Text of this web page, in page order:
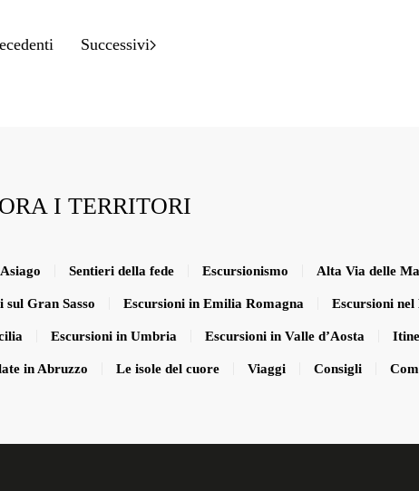
Successivi
I TERRITORI
Sentieri della fede Escursionismo Alta Via delle
sul Gran Sasso Escursioni in Emilia Romagna Escursioni nel
Escursioni in Umbria Escursioni in Valle d’Aosta
in Abruzzo Le isole del cuore Viaggi Consigli